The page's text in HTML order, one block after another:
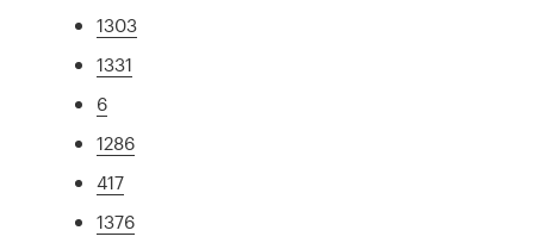
1303
1331
6
1286
417
1376